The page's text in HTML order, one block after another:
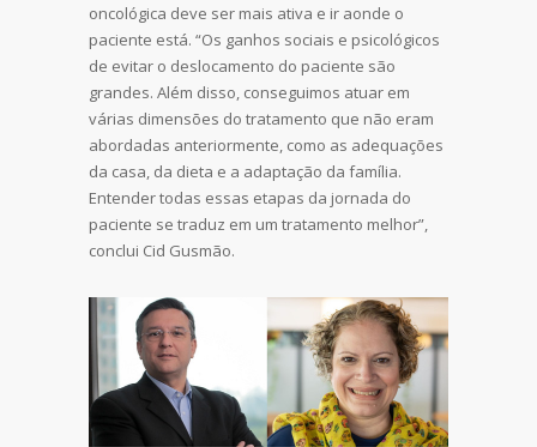
oncológica deve ser mais ativa e ir aonde o
paciente está. “Os ganhos sociais e psicológicos
de evitar o deslocamento do paciente são
grandes. Além disso, conseguimos atuar em
várias dimensões do tratamento que não eram
abordadas anteriormente, como as adequações
da casa, da dieta e a adaptação da família.
Entender todas essas etapas da jornada do
paciente se traduz em um tratamento melhor”,
conclui Cid Gusmão.